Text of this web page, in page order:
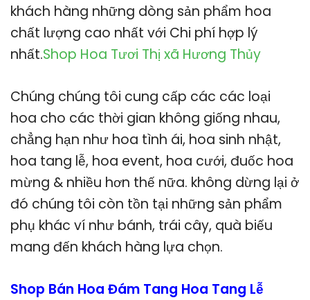
khách hàng những dòng sản phẩm hoa
chất lượng cao nhất với Chi phí hợp lý
nhất.Shop Hoa Tươi Thị xã Hương Thủy
Chúng chúng tôi cung cấp các các loại
hoa cho các thời gian không giống nhau,
chẳng hạn như hoa tình ái, hoa sinh nhật,
hoa tang lễ, hoa event, hoa cưới, đuốc hoa
mừng & nhiều hơn thế nữa. không dừng lại ở
đó chúng tôi còn tồn tại những sản phẩm
phụ khác ví như bánh, trái cây, quà biếu
mang đến khách hàng lựa chọn.
Shop Bán Hoa Đám Tang Hoa Tang Lễ